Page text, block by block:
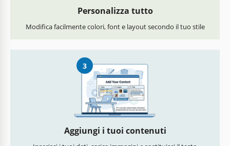
Personalizza tutto
Modifica facilmente colori, font e layout secondo il tuo stile
3
Aggiungi i tuoi contenuti